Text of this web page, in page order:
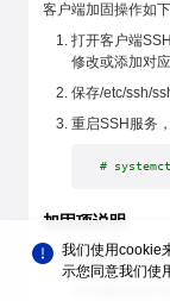
客户端加固操作如下
打开客户端
修改或添加对
保存/etc/ssh/
重启SSH服务
#
加固项说明
服务端加固策略
我们使用cookie
示您同意我们使